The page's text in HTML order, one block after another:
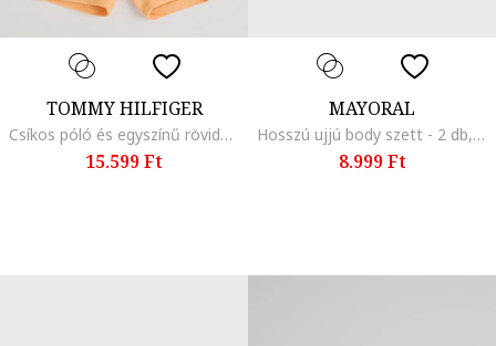
TOMMY HILFIGER
Csíkos póló és egyszínű rövidnadrág szett - 2 részes, Fehér/Mandarinszín
15.599 Ft
MAYORAL
Hosszú ujjú body szett - 2 db, Világosbézs
8.999 Ft